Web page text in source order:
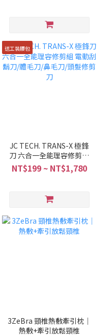
送工裝腰包
JC TECH. TRANS-X 極鋒
刀 六合一全能理容修剪組
電動刮鬍刀/體毛刀/鼻毛
刀/頭髮修剪刀
NT$199 ~ NT$1,780
3ZeBra 頸椎熱敷牽引枕｜
熱敷+牽引放鬆頸椎